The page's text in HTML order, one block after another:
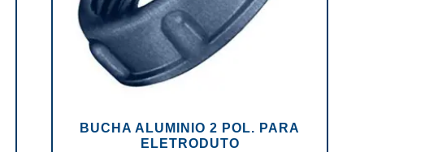
BUCHA ALUMINIO 2 POL. PARA
ELETRODUTO